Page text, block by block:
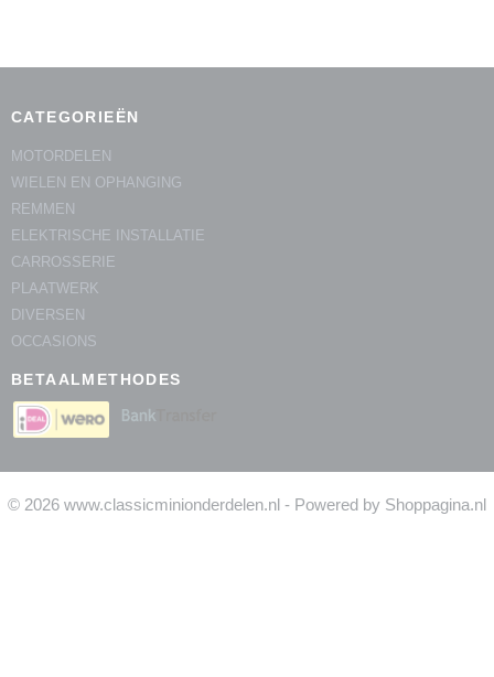
CATEGORIEËN
MOTORDELEN
WIELEN EN OPHANGING
REMMEN
ELEKTRISCHE INSTALLATIE
CARROSSERIE
PLAATWERK
DIVERSEN
OCCASIONS
BETAALMETHODES
© 2026 www.classicminionderdelen.nl - Powered by Shoppagina.nl